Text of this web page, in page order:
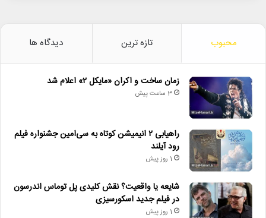
محبوب تازه ترین دیدگاه ها
زمان ساخت و اکران «مایکل ۲» اعلام شد
3 ساعت پیش
راهیابی ۲ انیمیشن کوتاه به سی‌امین جشنواره فیلم
رود آیلند
1 روز پیش
شایعه یا واقعیت؟ نقش کلیدی پل توماس اندرسون
در فیلم جدید اسکورسیزی
1 روز پیش